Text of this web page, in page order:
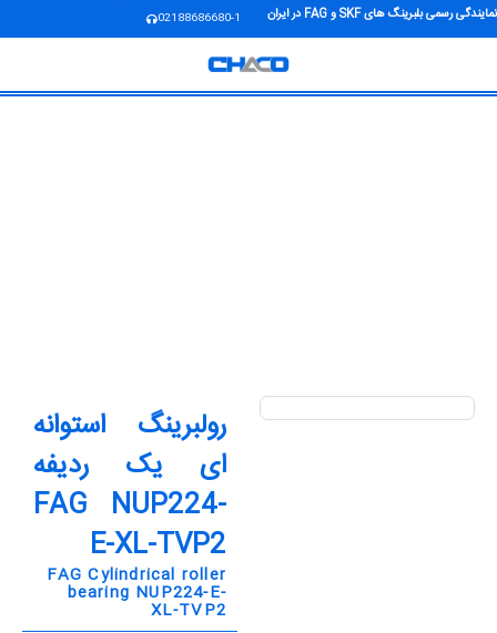
نمایندگی رسمی بلبرینگ های SKF و FAG در ایران 02188686680-1
رولبرینگ استوانه
ای یک ردیفه
FAG NUP224-
E-XL-TVP2
FAG Cylindrical roller
bearing NUP224-E-
XL-TVP2